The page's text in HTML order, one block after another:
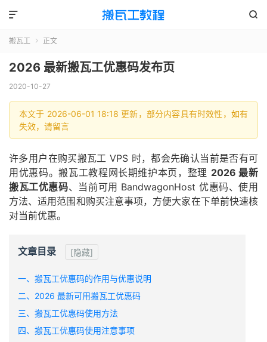


搬瓦工  正文
2026 最新搬瓦工优惠码发布页
2020-10-27
本文于 2026-06-01 18:18 更新，部分内容具有时效性，如有
失效，请留言
许多用户在购买搬瓦工 VPS 时，都会先确认当前是否有可
用优惠码。搬瓦工教程网长期维护本页，整理 2026 最新
搬瓦工优惠码、当前可用 BandwagonHost 优惠码、使用
方法、适用范围和购买注意事项，方便大家在下单前快速核
对当前优惠。
文章目录 [隐藏]
一、搬瓦工优惠码的作用与优惠说明
二、2026 最新可用搬瓦工优惠码
三、搬瓦工优惠码使用方法
四、搬瓦工优惠码使用注意事项